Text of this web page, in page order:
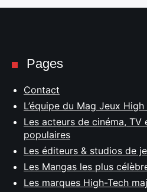
Pages
Contact
L’équipe du Mag Jeux High
Les acteurs de cinéma, TV
populaires
Les éditeurs & studios de
Les Mangas les plus
Les marques High-Tech